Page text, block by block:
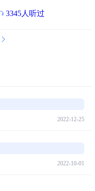
3345人听过
2022-12-25
2022-10-01